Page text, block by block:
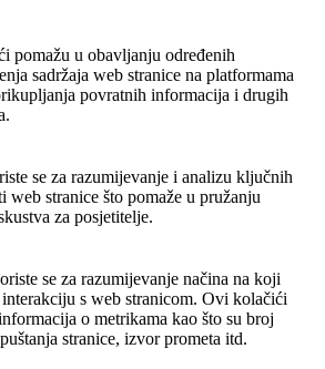
pomažu u obavljanju određenih
sadržaja web stranice na platformama
povratnih informacija i drugih
se za razumijevanje i analizu ključnih
web stranice što pomaže u pružanju
za posjetitelje.
se za razumijevanje načina na koji
s web stranicom. Ovi kolačići
o metrikama kao što su broj
stranice, izvor prometa itd.